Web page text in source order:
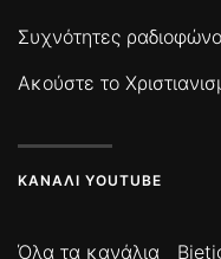
Συχνότητες
Ακούστε το
ΚΑΝΆΛΙ YOUTUBE
Όλα τα κανάλια